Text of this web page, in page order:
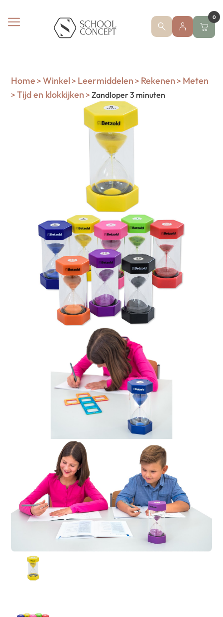
0
Home > Winkel > Leermiddelen > Rekenen > Meten
> Tijd en klokkijken > Zandloper 3 minuten